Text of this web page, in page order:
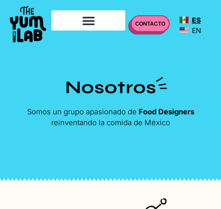
CONTACTO
ES
EN
Nosotros
Somos un grupo apasionado de Food Designers
reinventando la comida de México